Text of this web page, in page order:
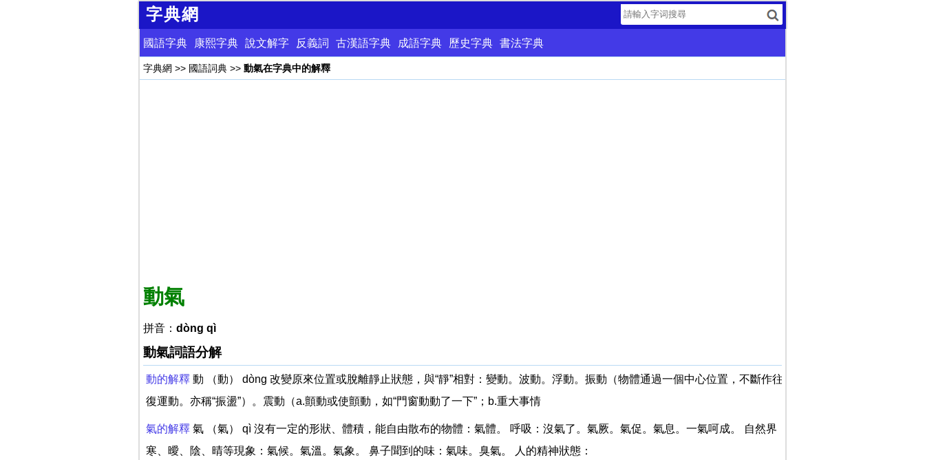
字典網
國語字典 康熙字典 說文解字 反義詞 古漢語字典 成語字典 歷史字典 書法字典
字典網 >> 國語詞典>> 動氣在字典中的解釋
動氣
拼音： dòng qì
動氣詞語分解
動的解釋動 （動） dòng 改變原來位置或脫離靜止狀態，與“靜”相對：變動。波動。浮動。振動（物體通過一個中心位置，不斷作往
復運動。亦稱“振盪”）。震動（a.顫動或使顫動，如“門窗動動了一下”；b.重大事情
氣的解釋氣 （氣） qì 沒有一定的形狀、體積，能自由散布的物體：氣體。 呼吸：沒氣了。氣厥。氣促。氣息。一氣呵成。 自然界
寒、曖、陰、晴等現象：氣候。氣溫。氣象。 鼻子聞到的味：氣味。臭氣。 人的精神狀態：